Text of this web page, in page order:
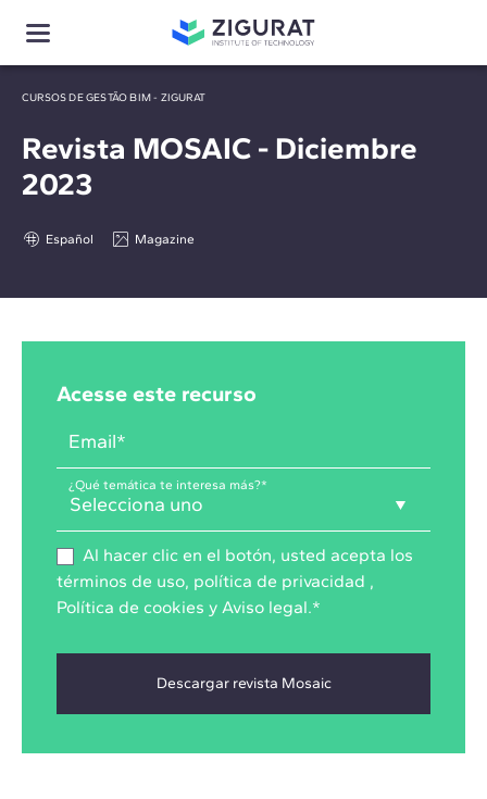
CURSOS DE GESTÃO BIM - ZIGURAT
Revista MOSAIC - Diciembre
2023
Español Magazine
Acesse este recurso
Email*
¿Qué temática te interesa más?*
Al hacer clic en el botón, usted acepta los
términos de uso, política de privacidad ,
Política de cookies y Aviso legal.*